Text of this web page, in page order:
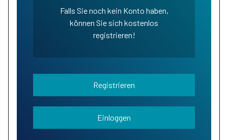
Falls Sie noch kein Konto haben,
können Sie sich kostenlos
registrieren!
Registrieren
Einloggen